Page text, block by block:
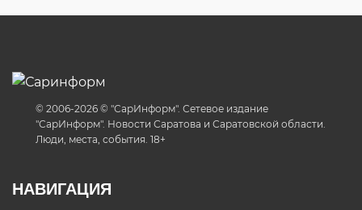
© 2006-2026 © "СарИнформ". Сетевое издание
"СарИнформ". Новости Саратова и Саратовской области.
Люди, места, события. 18+
НАВИГАЦИЯ